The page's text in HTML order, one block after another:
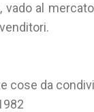
vado al
cose da